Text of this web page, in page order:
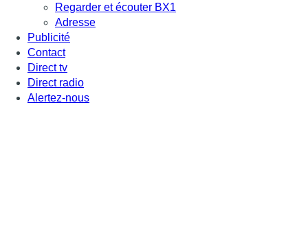
Regarder et écouter BX1
Adresse
Publicité
Contact
Direct tv
Direct radio
Alertez-nous